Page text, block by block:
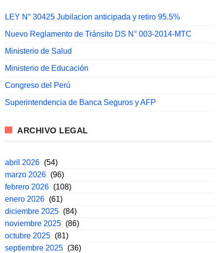
LEY N° 30425 Jubilacion anticipada y retiro 95.5%
Nuevo Reglamento de Tránsito DS N° 003-2014-MTC
Ministerio de Salud
Ministerio de Educación
Congreso del Perú
Superintendencia de Banca Seguros y AFP
ARCHIVO LEGAL
abril 2026 (54)
marzo 2026 (96)
febrero 2026 (108)
enero 2026 (61)
diciembre 2025 (84)
noviembre 2025 (86)
octubre 2025 (81)
septiembre 2025 (36)